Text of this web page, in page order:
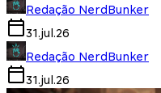
Redação NerdBunker
31.jul.26
Redação NerdBunker
31.jul.26